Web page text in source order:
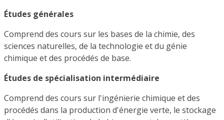
Études générales
Comprend des cours sur les bases de la chimie, des
sciences naturelles, de la technologie et du génie
chimique et des procédés de base.
Études de spécialisation intermédiaire
Comprend des cours sur l'ingénierie chimique et des
procédés dans la production d'énergie verte, le stockage